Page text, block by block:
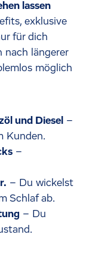
lassen
exklusive
für dich
nach längerer
möglich
und Diesel –
Kunden.
–
– Du wickelst
Schlaf ab.
– Du